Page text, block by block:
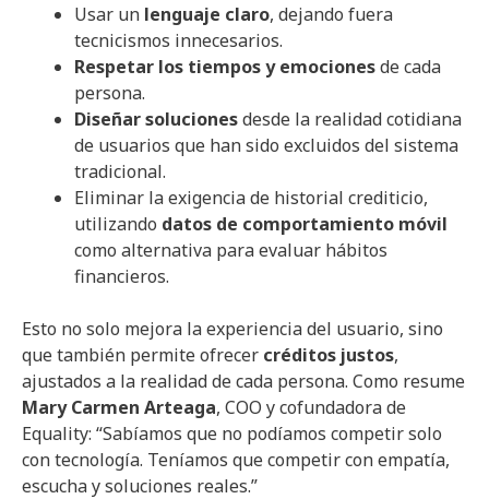
Usar un lenguaje claro, dejando fuera
tecnicismos innecesarios.
Respetar los tiempos y emocionesde cada
persona.
Diseñar solucionesdesde la realidad cotidiana
de usuarios que han sido excluidos del sistema
tradicional.
Eliminar la exigencia de historial crediticio,
utilizando datos de comportamiento móvil
como alternativa para evaluar hábitos
financieros.
Esto no solo mejora la experiencia del usuario, sino
que también permite ofrecer créditos justos,
ajustados a la realidad de cada persona. Como resume
Mary Carmen Arteaga, COO y cofundadora de
Equality: “Sabíamos que no podíamos competir solo
con tecnología. Teníamos que competir con empatía,
escucha y soluciones reales.”